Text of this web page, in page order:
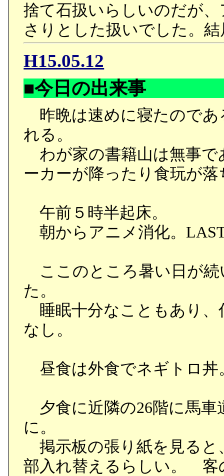
捨て石扱いらしいのだが
さりとした扱いでした。結
H15.05.12
■今日の出来事
昨晩は速めに寝たのであ
れる。
わが家の書籍山は無事で
ーカーが降ったり食玩が
午前５時半起床。
朝からアニメ消化。
ここのところ暑い日が続
た。
睡眠十分なこともあり
なし。
昼食は外食でネギトロ丼
夕食に近隣の26階に馬車
に。
掲示板の張り紙を見ると
部入れ替えるらしい。 客